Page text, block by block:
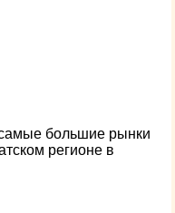
самые большие рынки
регионе в